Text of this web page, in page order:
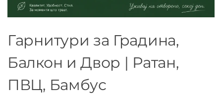
Гарнитури за Градина,
Балкон и Двор | Ратан,
ПВЦ, Бамбус